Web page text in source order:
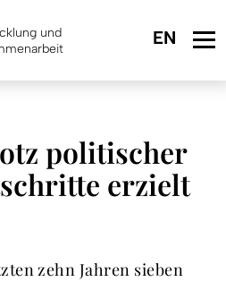
und
politischer
erzielt
zehn Jahren sieben